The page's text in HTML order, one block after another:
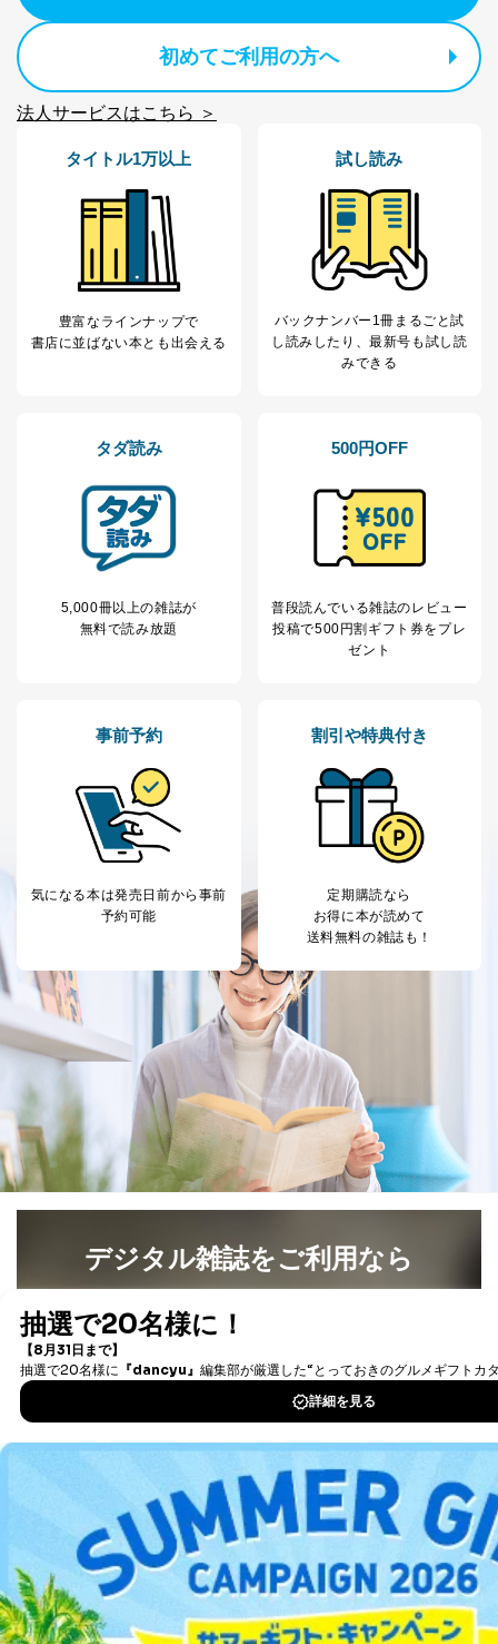
提供先：出版社、出版物発売元、卸売会社、販売
店など商品の供給者、梱包会社、配送会社、新聞
販売店などの梱包・配送・配達会社
４．開示対象個人情報の「開示」「訂正」等の請求につ
当社は、本人から、開示対象個人情報について利用目的
の通知を求められた場合には、遅滞なくこれに応じま
す。ただし、以下①～④のいずれかに該当する場合は、
利用目的の通知を行なうことはできません。そのとき
は、本人に遅滞無くその旨を通知するとともに、理由を
説明させていただきます。
本人又は第三者の生命、身体、財産その他の権利利益を
害するおそれがある場合
②利用目的を本人に通知し、又は公表することによって
することに対して協力する必要がある場合であって、利
事務の遂行に支障を及ぼすおそれがあるとき
④開示対象個人情報の利用目的が明らかな場合
開示対象個人情報については、保有個人データの本人ま
（内容の訂正、追加または削除）、利用停止等（「利用
の停止または消去」「第三者への提供の停止」）の求め
に対応させていただいております。 当社顧客の皆様の
つきましては、下記Aをご覧ください。 また、ご登録い
番号、金融機関の名称あるいはクレジットカードの有効
期限など、商品のお届けやご請求を行う上で支障がある
情報に変更があった場合には、当社が登録情報を変更さ
せていただく場合があります。
開示等の求めは、電話又は電子メールにて下記までお申
し付けください。開示等の求めに際して提出していただ
く書面等については、その際にご案内いたします。
■電話による場合
TEL:0570-200-223
株式会社富士山マガジンサービス 個人情報問い合わせ
係
受付時間：10:00～17:00（土、日、祝、年末年始休業）
■電子メールによる場合
e-mail：
cs@fujisan.co.jp
B.開示等の対応に際して、以下記載の項目のうち2項目
以上での本人確認を実施させていただきます。
商品を購入された個人のお客様：氏名、住所、電話番
商品を購入された法人のお客様：氏名、会社名、部署
名、会社住所、電話番号、顧客番号、メールアドレス
名
お取引先様：会社名、部署名、氏名、住所
株主様：氏名、住所、（会社名）
開示等のご請求をすることについて代理人に委任する場
合は、前項の書類に加えて、下記書類をご同封くださ
ご本人様が委任状に捺印し、捺印した印鑑の印鑑登
録証明書を添付してください。
代理人様が親権者などの法定代理人の場合は、委任
状に代えて、ご本人様との関係がわかる戸籍謄本も
しくは抄本、または住民票をご提出いただくことも
可能です。
初めてご利用の方へ
法人サービスはこちら ＞
タイトル1万以上
豊富なラインナップで
書店に並ばない本とも出会える
試し読み
バックナンバー1冊まるごと試
し読み したり、最新号も試し読
みできる
タダ読み
5,000冊以上の雑誌が
無料で読み放題
500円OFF
普段読んでいる雑誌のレビュー
投稿で500円割ギフト券をプレ
ゼント
事前予約
気になる本は発売日前から事前
予約可能
割引や特典付き
定期購読なら
お得に本が読めて
送料無料の雑誌も！
デジタル雑誌をご利用なら
書籍）が無料で読み放題！
DOWNLOAD FOR IOS
DOWNLOAD FOR ANDROID
ご利用方法はこちら
総合案内